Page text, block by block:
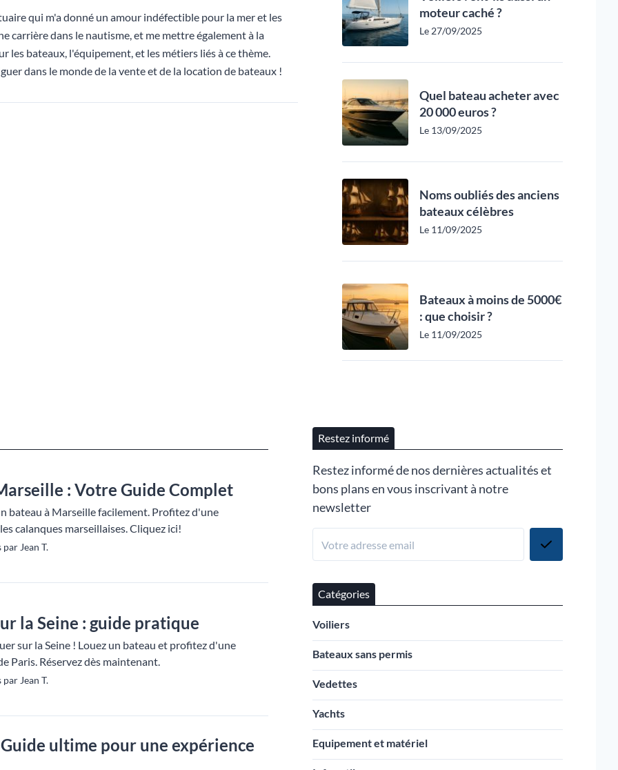
qui m'a donné un amour indéfectible pour la mer et les
carrière dans le nautisme, et me mettre également à la
les bateaux, l'équipement, et les métiers liés à ce thème.
dans le monde de la vente et de la location de bateaux !
moteur caché ?
Le 27/09/2025
Quel bateau acheter avec
20 000 euros ?
Le 13/09/2025
Noms oubliés des anciens
bateaux célèbres
Le 11/09/2025
Bateaux à moins de 5000€
: que choisir ?
Le 11/09/2025
: Votre Guide Complet
bateau à Marseille facilement. Profitez d'une
calanques marseillaises. Cliquez ici!
Jean T.
la Seine : guide pratique
sur la Seine ! Louez un bateau et profitez d'une
Paris. Réservez dès maintenant.
Jean T.
ultime pour une expérience
Restez informé
Restez informé de nos dernières actualités et
bons plans en vous inscrivant à notre
newsletter
Catégories
Voiliers
Bateaux sans permis
Vedettes
Yachts
Equipement et matériel